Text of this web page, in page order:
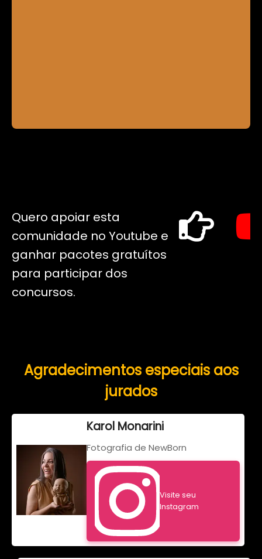
Quero apoiar esta
comunidade no Youtube e
ganhar pacotes gratuítos
para participar dos
concursos.
Agradecimentos especiais aos
jurados
Karol Monarini
Fotografia de NewBorn
Visite seu
Instagram